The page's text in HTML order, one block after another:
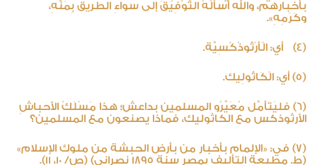
بأخبارهم، والله أسألُهُ التَّوْفِيقَ إلى سواءِ الطريق بِمَنِّهِ،
وكَرَمِهِ».
(4) أي: الْأرْثُوذُكْسِيَّة.
(5) أي: الْكَاثُولِيك.
(6) فليَتَأَمَّل مُعَيِّرُو المسلمين بداعش؛ هذا مَسْلَكُ الأحباشِ
الأرثوذكس مع الكاثوليك، فماذا يصنعون مع المسلمين؟
(7) في: «الإلمام بأخبار من بأرض الحبشة من ملوك الإسلام»
(ط. مطبعة التأليف بمصر سنة 1895 نصراني) (ص/ 10، 11).